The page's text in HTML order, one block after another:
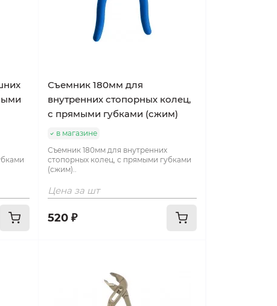
Съемник 180мм для
внутренних стопорных колец,
с прямыми губками (сжим)
в магазине
Съемник 180мм для внутренних
стопорных колец, с прямыми губками
(сжим)..
Цена за шт
520 ₽